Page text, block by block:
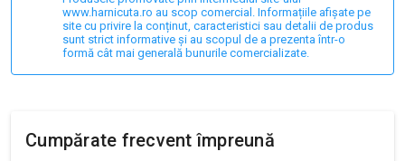
www.harnicuta.ro au scop comercial. Informațiile afișate pe
site cu privire la conținut, caracteristici sau detalii de produs
sunt strict informative și au scopul de a prezenta într-o
formă cât mai generală bunurile comercializate.
Cumpărate frecvent împreună